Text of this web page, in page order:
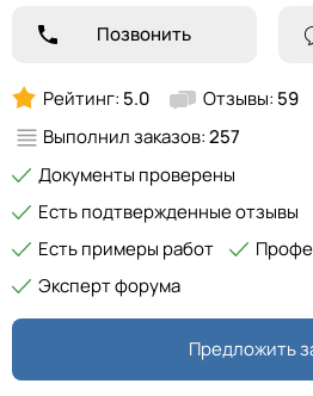
Позвонить
Рейтинг: 5.0 Отзывы: 59
Выполнил заказов:257
Документы проверены
Есть подтвержденные отзывы
Есть примеры работ
Эксперт форума
Предложить